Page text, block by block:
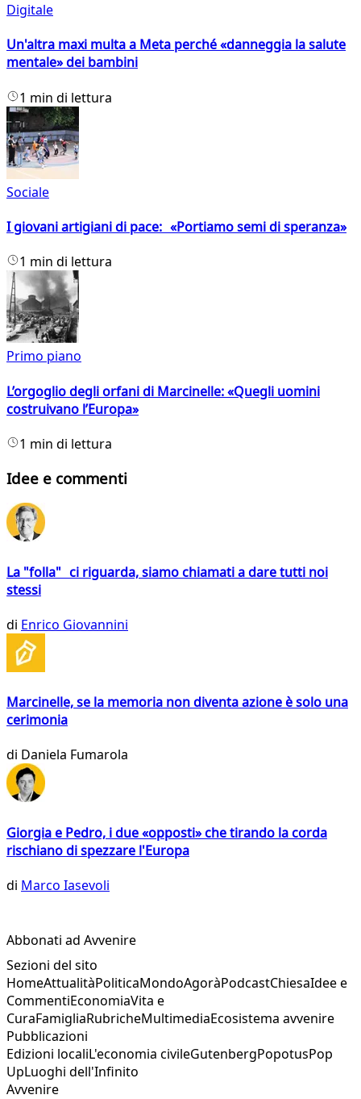
Digitale
Un'altra maxi multa a Meta perché «danneggia la salute
mentale» dei bambini
1 min di lettura
Sociale
I giovani artigiani di pace: «Portiamo semi di speranza»
1 min di lettura
Primo piano
L’orgoglio degli orfani di Marcinelle: «Quegli uomini
costruivano l’Europa»
1 min di lettura
Idee e commenti
La "folla" ci riguarda, siamo chiamati a dare tutti noi
stessi
di Enrico Giovannini
Marcinelle, se la memoria non diventa azione è solo una
cerimonia
di Daniela Fumarola
Giorgia e Pedro, i due «opposti» che tirando la corda
rischiano di spezzare l'Europa
di Marco Iasevoli
Abbonati ad Avvenire
Sezioni del sito
HomeAttualitàPoliticaMondoAgoràPodcastChiesaIdee e
CommentiEconomiaVita e
CuraFamigliaRubricheMultimediaEcosistema avvenire
Pubblicazioni
Edizioni localiL'economia civileGutenbergPopotusPop
UpLuoghi dell'Infinito
Avvenire